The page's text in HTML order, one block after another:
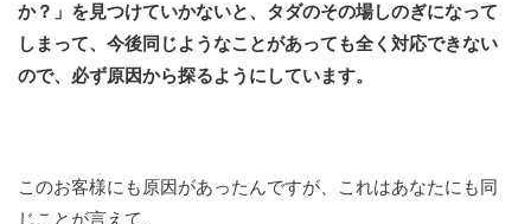
か？」を見つけていかないと、タダのその場しのぎになって
しまって、今後同じようなことがあっても全く対応できない
ので、必ず原因から探るようにしています。
このお客様にも原因があったんですが、これはあなたにも同
じことが言えて、